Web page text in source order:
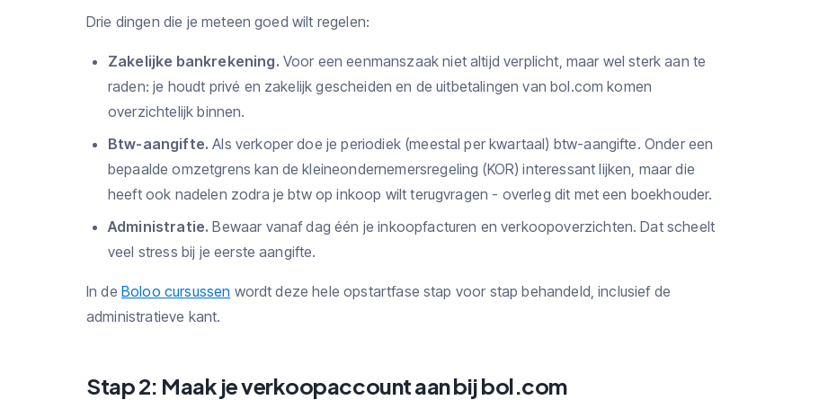
Drie dingen die je meteen goed wilt regelen:
Zakelijke bankrekening. Voor een eenmanszaak niet altijd verplicht, maar wel sterk aan te
raden: je houdt privé en zakelijk gescheiden en de uitbetalingen van bol.com komen
overzichtelijk binnen.
Btw-aangifte. Als verkoper doe je periodiek (meestal per kwartaal) btw-aangifte. Onder een
bepaalde omzetgrens kan de kleineondernemersregeling (KOR) interessant lijken, maar die
heeft ook nadelen zodra je btw op inkoop wilt terugvragen - overleg dit met een boekhouder.
Administratie. Bewaar vanaf dag één je inkoopfacturen en verkoopoverzichten. Dat scheelt
veel stress bij je eerste aangifte.
In de Boloo cursussen wordt deze hele opstartfase stap voor stap behandeld, inclusief de
administratieve kant.
Stap 2: Maak je verkoopaccount aan bij bol.com